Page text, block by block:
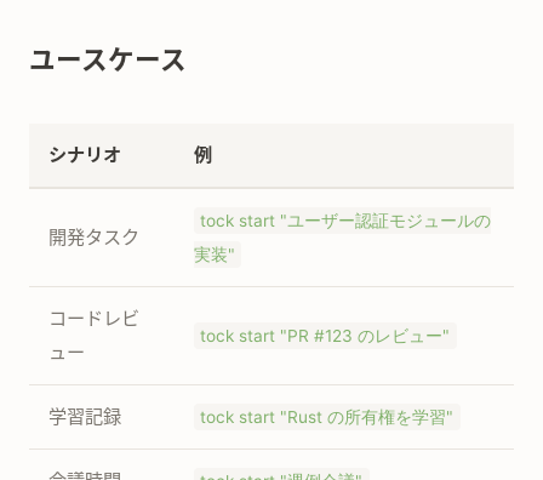
ユースケース
シナリオ 例
開発タスク
tock start "ユーザー認証モジュールの
実装"
コードレビ
ュー
tock start "PR #123 のレビュー"
学習記録 tock start "Rust の所有権を学習"